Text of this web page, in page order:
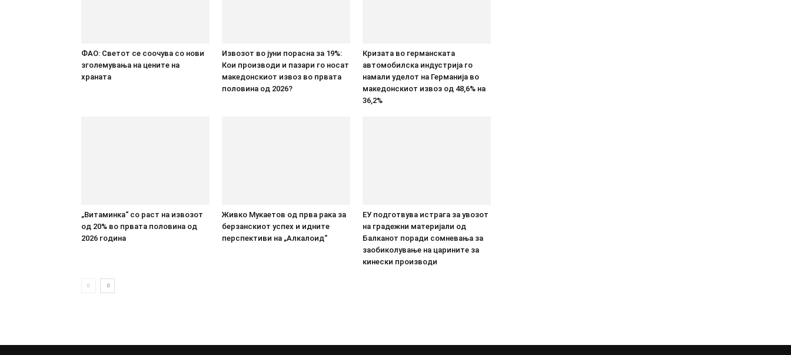
ФАО: Светот се соочува со нови
зголемувања на цените на
храната
Извозот во јуни порасна за 19%:
Кои производи и пазари го носат
македонскиот извоз во првата
половина од 2026?
Кризата во германската
автомобилска индустрија го
намали уделот на Германија во
македонскиот извоз од 48,6% на
36,2%
„Витаминка“ со раст на извозот
од 20% во првата половина од
2026 година
Живко Мукаетов од прва рака за
берзанскиот успех и идните
перспективи на „Алкалоид“
ЕУ подготвува истрага за увозот
на градежни материјали од
Балканот поради сомневања за
заобиколување на царините за
кинески производи